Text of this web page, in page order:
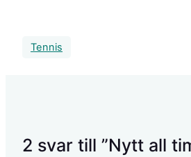
Tennis
2 svar till ”Nytt all